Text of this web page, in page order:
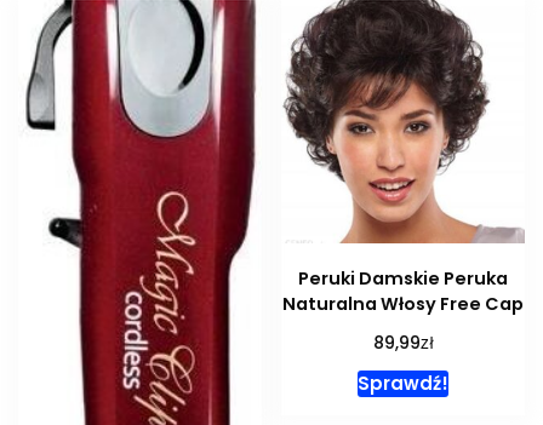
Peruki Damskie Peruka
Naturalna Włosy Free Cap
89,99zł
Sprawdź!